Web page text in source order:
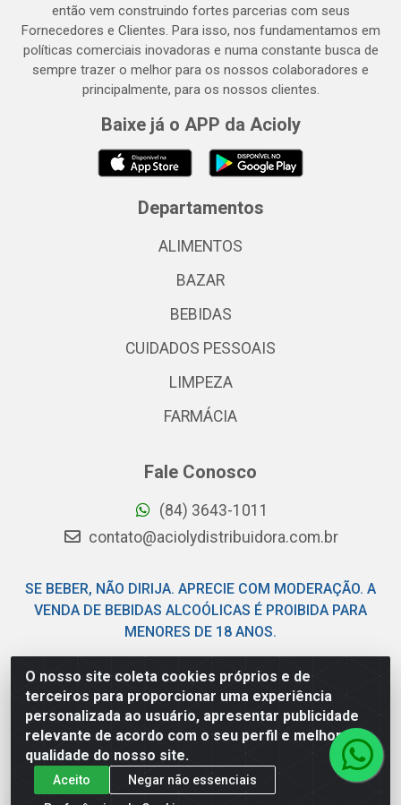
O nosso site coleta cookies próprios e de
terceiros para proporcionar uma experiência
personalizada ao usuário, apresentar publicidade
relevante de acordo com o seu perfil e melhorar a
qualidade do nosso site.
Aceito
Negar não essenciais
então vem construindo fortes parcerias com seus
Fornecedores e Clientes. Para isso, nos fundamentamos em
políticas comerciais inovadoras e numa constante busca de
sempre trazer o melhor para os nossos colaboradores e
principalmente, para os nossos clientes.
Baixe já o APP da Acioly
Departamentos
ALIMENTOS
BAZAR
BEBIDAS
CUIDADOS PESSOAIS
LIMPEZA
FARMÁCIA
Fale Conosco
(84) 3643-1011
contato@aciolydistribuidora.com.br
SE BEBER, NÃO DIRIJA. APRECIE COM MODERAÇÃO. A
VENDA DE BEBIDAS ALCOÓLICAS É PROIBIDA PARA
MENORES DE 18 ANOS.
Acioly Distribuidora - Av Piloto Pereira Tim - Parque de
Exposições - Parnamirim/RN - CEP 59146-480 - CNPJ
06.029.901/0001-92